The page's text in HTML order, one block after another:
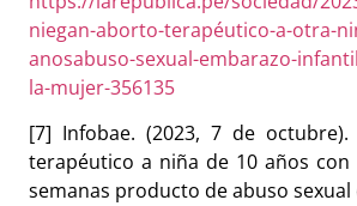
niegan-aborto-terapéutico-a-otra-
anosabuso-sexual-embarazo-
la-mujer-356135
[7] Infobae. (2023, 7 de octubre).
terapéutico a niña de 10 años con
semanas producto de abuso sexual